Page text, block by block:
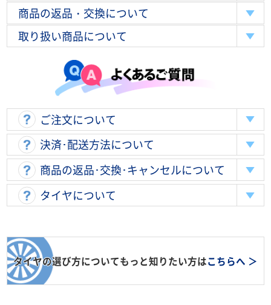
商品の返品・交換について
取り扱い商品について
ご注文について
決済･配送方法について
商品の返品･交換･キャンセルについて
タイヤについて
タイヤの選び方についてもっと知りたい方はこちらへ ＞